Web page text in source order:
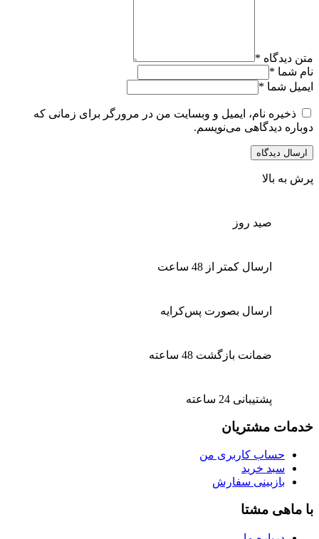
متن دیدگاه *
نام شما *
ایمیل شما *
ذخیره نام، ایمیل و وبسایت من در مرورگر برای زمانی که
دوباره دیدگاهی می‌نویسم.
پرش به بالا
صید روز
ارسال کمتر از 48 ساعت
ارسال بصورت پس‌کرایه
ضمانت بازگشت 48 ساعته
پشتیبانی 24 ساعته
خدمات مشتریان
حساب کاربری من
سبد خرید
بازبینی سفارش
با ماهی مشتا